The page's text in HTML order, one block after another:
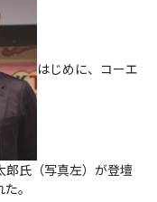
はじめに、コーエ
郎氏（写真左）が登壇
。